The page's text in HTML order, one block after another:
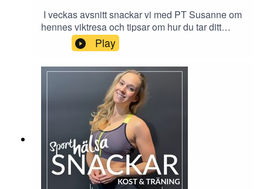
I veckas avsnitt snackar vi med PT Susanne om
hennes viktresa och tipsar om hur du tar ditt
första steg på din hälsoresa.
Play